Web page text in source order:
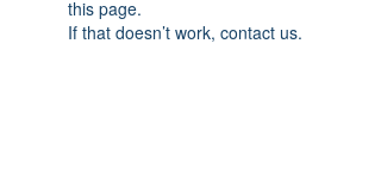
this page.
If that doesn’t work, contact us.